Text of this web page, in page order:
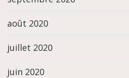
août 2020
juillet 2020
juin 2020